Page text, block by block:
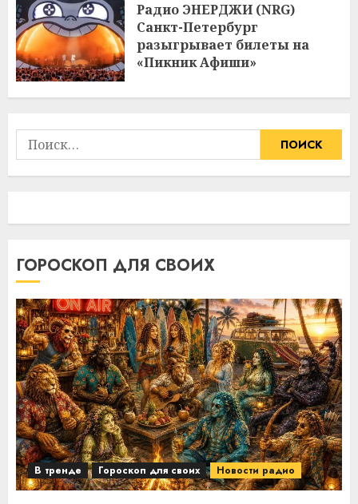
Радио ЭНЕРДЖИ (NRG)
Санкт-Петербург
разыгрывает билеты на
«Пикник Афиши»
Найти:
ГОРОСКОП ДЛЯ СВОИХ
В тренде Гороскоп для своих Новости радио